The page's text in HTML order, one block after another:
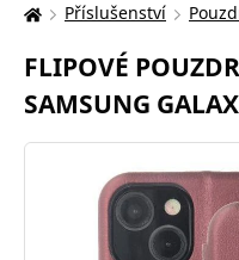
Zde
nacházíte:
Příslušenství
FLIPOVÉ
SAMSUNG